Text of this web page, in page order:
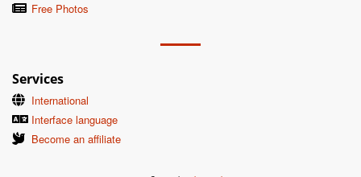
Free Photos
Services
International
Interface language
Become an affiliate